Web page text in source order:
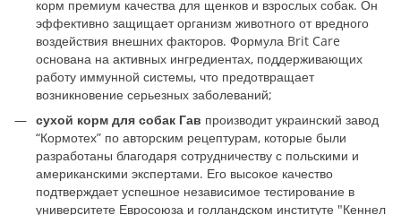
корм премиум качества для щенков и взрослых собак. Он
эффективно защищает организм животного от вредного
воздействия внешних факторов. Формула Brit Care
основана на активных ингредиентах, поддерживающих
работу иммунной системы, что предотвращает
возникновение серьезных заболеваний;
сухой корм для собак Гав производит украинский завод
“Кормотех” по авторским рецептурам, которые были
разработаны благодаря сотрудничеству с польскими и
американскими экспертами. Его высокое качество
подтверждает успешное независимое тестирование в
университете Евросоюза и голландском институте "Кеннел